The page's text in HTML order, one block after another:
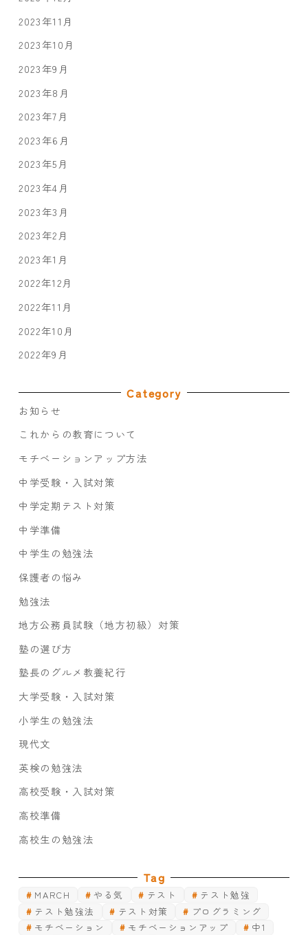
2023年11月
2023年10月
2023年9月
2023年8月
2023年7月
2023年6月
2023年5月
2023年4月
2023年3月
2023年2月
2023年1月
2022年12月
2022年11月
2022年10月
2022年9月
Category
お知らせ
これからの教育について
モチベーションアップ方法
中学受験・入試対策
中学定期テスト対策
中学準備
中学生の勉強法
保護者の悩み
勉強法
地方公務員試験（地方初級）対策
塾の選び方
塾長のグルメ教養紀行
大学受験・入試対策
小学生の勉強法
現代文
英検の勉強法
高校受験・入試対策
高校準備
高校生の勉強法
Tag
MARCH やる気 テスト
テスト勉強
テスト勉強法
テスト対策
プログラミング
モチベーション
モチベーションアップ
中1